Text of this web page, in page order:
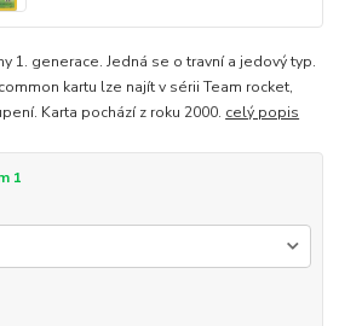
1. generace. Jedná se o travní a jedový typ.
kartu lze najít v sérii Team rocket,
Karta pochází z roku 2000. celý popis
1